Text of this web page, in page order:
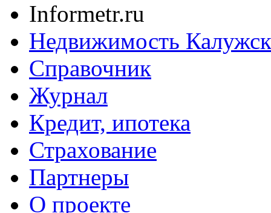
Informetr.ru
Недвижимость
Справочник
Журнал
Кредит, ипотека
Страхование
Партнеры
O проекте